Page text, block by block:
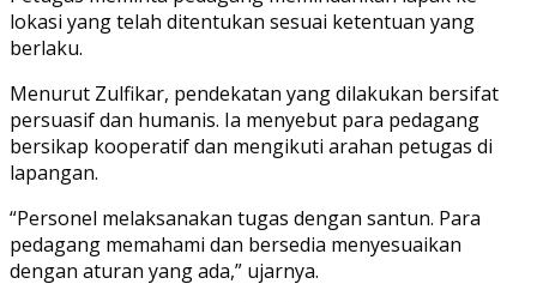
lokasi yang telah ditentukan sesuai ketentuan yang
berlaku.
Menurut Zulfikar, pendekatan yang dilakukan bersifat
persuasif dan humanis. Ia menyebut para pedagang
bersikap kooperatif dan mengikuti arahan petugas di
lapangan.
“Personel melaksanakan tugas dengan santun. Para
pedagang memahami dan bersedia menyesuaikan
dengan aturan yang ada,” ujarnya.